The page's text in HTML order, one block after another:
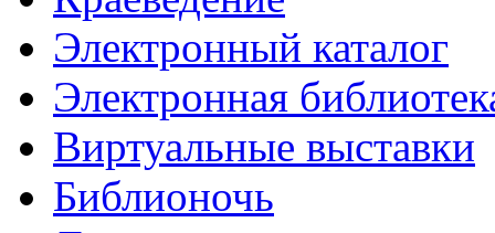
Электронный каталог
Электронная
Виртуальные выставки
Библионочь